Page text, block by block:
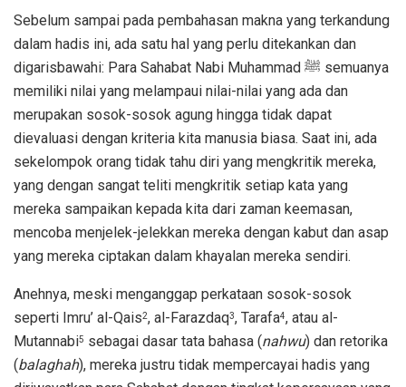
Sebelum sampai pada pembahasan makna yang terkandung
dalam hadis ini, ada satu hal yang perlu ditekankan dan
digarisbawahi: Para Sahabat Nabi Muhammad ﷺ semuanya
memiliki nilai yang melampaui nilai-nilai yang ada dan
merupakan sosok-sosok agung hingga tidak dapat
dievaluasi dengan kriteria kita manusia biasa. Saat ini, ada
sekelompok orang tidak tahu diri yang mengkritik mereka,
yang dengan sangat teliti mengkritik setiap kata yang
mereka sampaikan kepada kita dari zaman keemasan,
mencoba menjelek-jelekkan mereka dengan kabut dan asap
yang mereka ciptakan dalam khayalan mereka sendiri.
Anehnya, meski menganggap perkataan sosok-sosok
seperti Imru’ al-Qais2, al-Farazdaq3, Tarafa4, atau al-
Mutannabi5 sebagai dasar tata bahasa (nahwu) dan retorika
(balaghah), mereka justru tidak mempercayai hadis yang